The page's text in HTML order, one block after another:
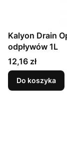
Kalyon Drain
odpływów 1L
Cena
12,16 zł
Do koszyka